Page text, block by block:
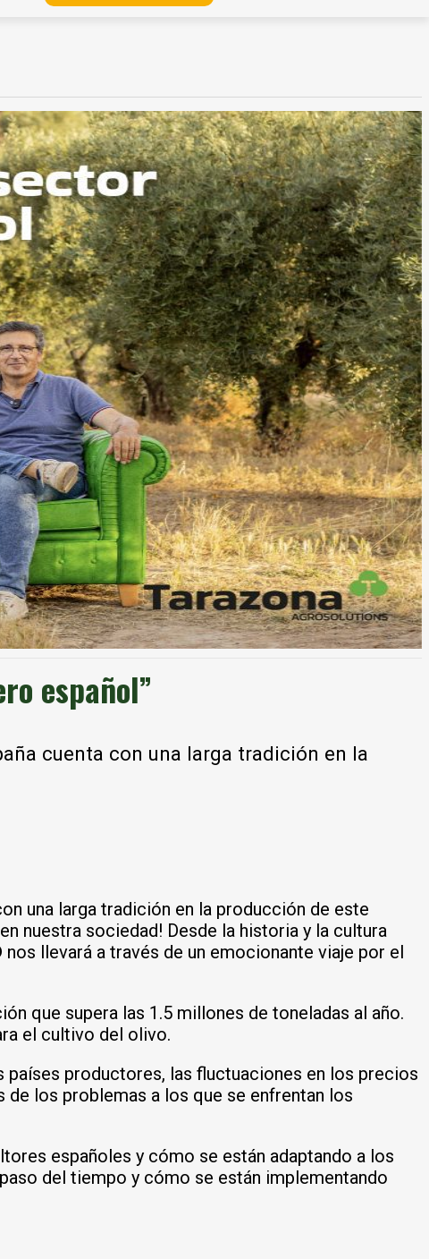
español”
cuenta con una larga tradición en la
una larga tradición en la producción de este
nuestra sociedad! Desde la historia y la cultura
a través de un emocionante viaje por el
que supera las 1.5 millones de toneladas al año.
el cultivo del olivo.
productores, las fluctuaciones en los precios
los problemas a los que se enfrentan los
españoles y cómo se están adaptando a los
del tiempo y cómo se están implementando